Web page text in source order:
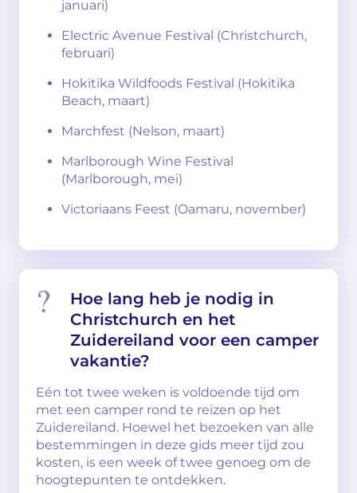
januari)
Electric Avenue Festival (Christchurch,
februari)
Hokitika Wildfoods Festival (Hokitika
Beach, maart)
Marchfest (Nelson, maart)
Marlborough Wine Festival
(Marlborough, mei)
Victoriaans Feest (Oamaru, november)
Hoe lang heb je nodig in
Christchurch en het
Zuidereiland voor een camper
vakantie?
Eén tot twee weken is voldoende tijd om
met een camper rond te reizen op het
Zuidereiland. Hoewel het bezoeken van alle
bestemmingen in deze gids meer tijd zou
kosten, is een week of twee genoeg om de
hoogtepunten te ontdekken.